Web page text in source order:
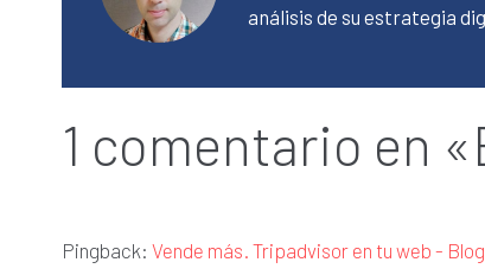
análisis de su estrategia
1 comentario en
Pingback: Vende más. Tripadvisor en tu web -